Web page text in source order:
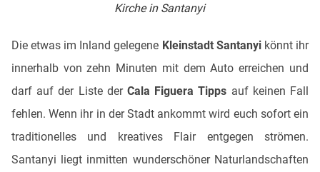
Kirche in Santanyi
Die etwas im Inland gelegene Kleinstadt Santanyikönnt ihr
innerhalb von zehn Minuten mit dem Auto erreichen und
darf auf der Liste der Cala Figuera Tipps auf keinen Fall
fehlen. Wenn ihr in der Stadt ankommt wird euch sofort ein
traditionelles und kreatives Flair entgegen strömen.
Santanyi liegt inmitten wunderschöner Naturlandschaften